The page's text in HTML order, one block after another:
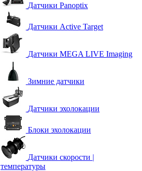
Датчики Panoptix
Датчики Active Target
Датчики MEGA LIVE Imaging
Зимние датчики
Датчики эхолокации
Блоки эхолокации
Датчики скорости |
температуры